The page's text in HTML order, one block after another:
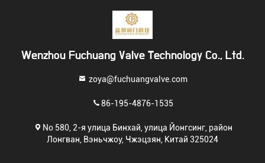
Wenzhou Fuchuang Valve Technology Co., Ltd.
zoya@fuchuangvalve.com
86-195-4876-1535
No 580, 2-я улица Бинхай, улица Йонгсинг, район
Лонгван, Вэньчжоу, Чжэцзян, Китай 325024